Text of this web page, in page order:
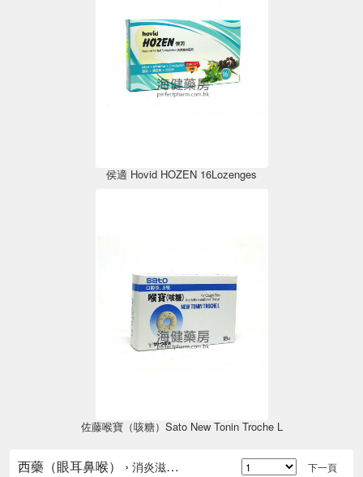
侯適 Hovid HOZEN 16Lozenges
佐藤喉寶（咳糖）Sato New Tonin Troche L
西藥（眼耳鼻喉） › 消炎滋潤喉糖 下一頁